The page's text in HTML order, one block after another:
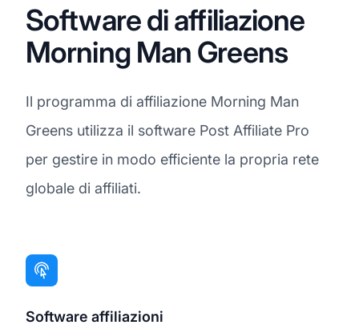
Software di affiliazione
Morning Man Greens
Il programma di affiliazione Morning Man
Greens utilizza il software Post Affiliate Pro
per gestire in modo efficiente la propria rete
globale di affiliati.
Software affiliazioni